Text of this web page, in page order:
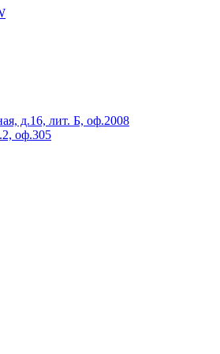
д.16, лит. Б, оф.2008
оф.305